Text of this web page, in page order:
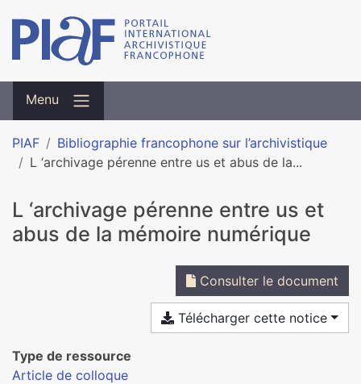
Menu
PIAF
Bibliographie francophone sur l’archivistique
L ‘archivage pérenne entre us et abus de la...
L ‘archivage pérenne entre us et
abus de la mémoire numérique
Consulter le document
Télécharger cette notice
Type de ressource
Article de colloque